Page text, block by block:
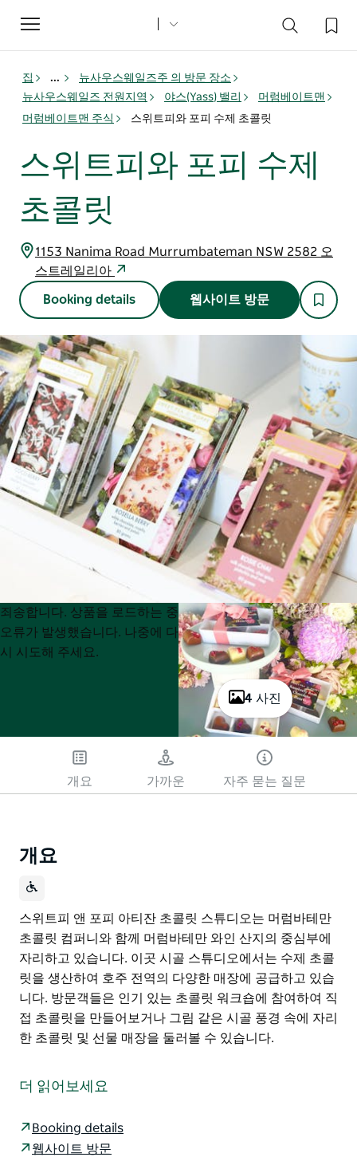
Toggle
navigation
집 ...
뉴사우스웨일즈주 의 방문 장소
뉴사우스웨일즈 전원지역
야스(Yass) 밸리
머럼베이트맨
머럼베이트맨 주식
스위트피와 포피 수제 초콜릿
스위트피와 포피 수제
초콜릿
1153 Nanima Road Murrumbateman NSW 2582 오
스트레일리아
Booking details 웹사이트 방문
4 사진
Product
List
Product
List
죄송합니다. 상품을 로드하는 중
오류가 발생했습니다. 나중에 다
시 시도해 주세요.
개요 가까운 자주 묻는 질문
개요
스위트피 앤 포피 아티잔 초콜릿 스튜디오는 머럼바테만
초콜릿 컴퍼니와 함께 머럼바테만 와인 산지의 중심부에
자리하고 있습니다. 이곳 시골 스튜디오에서는 수제 초콜
릿을 생산하여 호주 전역의 다양한 매장에 공급하고 있습
니다. 방문객들은 인기 있는 초콜릿 워크숍에 참여하여 직
접 초콜릿을 만들어보거나 그림 같은 시골 풍경 속에 자리
한 초콜릿 및 선물 매장을 둘러볼 수 있습니다.
초콜릿 컴퍼니와 함께 머럼바테만 와인 산지의 중심부에
이곳 시골 스튜디오에서는 수제 초콜릿을 생산하여 호주
전역의 다양한 매장에 공급하고 있습니다.
더 읽어보세요
Booking details
웹사이트 방문